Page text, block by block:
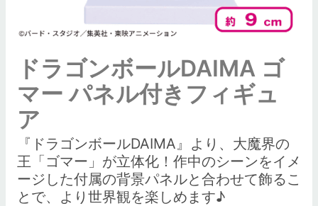
ドラゴンボールDAIMA ゴ
マー パネル付きフィギュ
ア
『ドラゴンボールDAIMA』より、大魔界の
王「ゴマー」が立体化！作中のシーンをイメ
ージした付属の背景パネルと合わせて飾るこ
とで、より世界観を楽しめます♪